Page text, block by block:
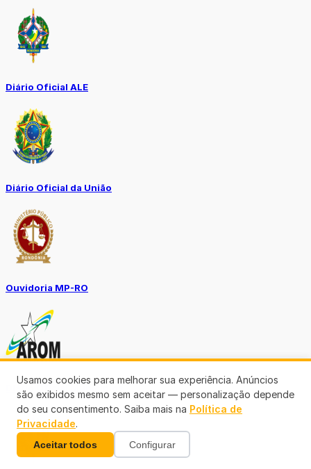
Diário Oficial ALE
Diário Oficial da União
Ouvidoria MP-RO
Diário Oficial Municípios
Usamos cookies para melhorar sua experiência. Anúncios
são exibidos mesmo sem aceitar — personalização depende
do seu consentimento. Saiba mais na Política de
Privacidade.
Aceitar todos Configurar